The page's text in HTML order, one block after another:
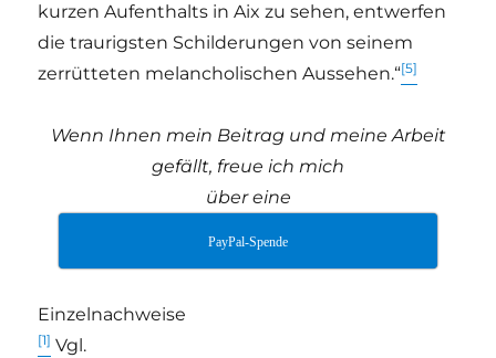
kurzen Aufenthalts in Aix zu sehen, entwerfen
die traurigsten Schilderungen von seinem
zerrütteten melancholischen Aussehen.“[5]
Wenn Ihnen mein Beitrag und meine Arbeit
gefällt, freue ich mich
über eine
PayPal-Spende
Einzelnachweise
[1] Vgl.